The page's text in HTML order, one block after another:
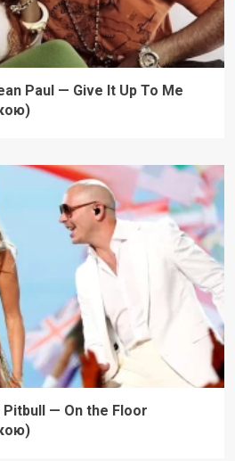
Paul — Give It Up To Me
— On the Floor